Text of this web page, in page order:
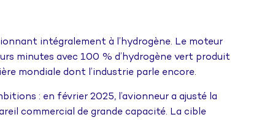
intégralement à l’hydrogène. Le moteur
minutes avec 100 % d’hydrogène vert produit
mondiale dont l’industrie parle encore.
: en février 2025, l’avionneur a ajusté la
commercial de grande capacité. La cible